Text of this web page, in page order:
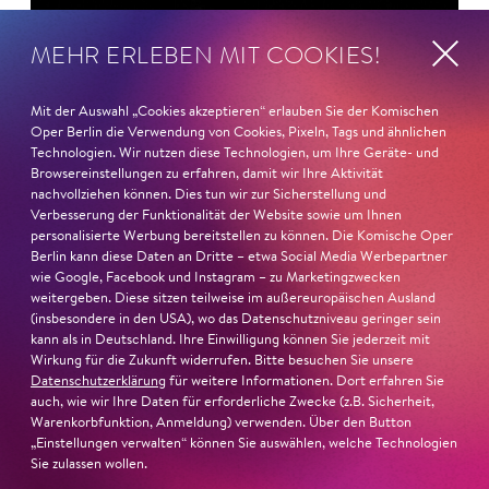
18. September 2023
Es lohnt, zu kämpfen!
Regisseur Tobias Kratzer und Dirigent
Titus Engel sprechen über den Tod, die
Hoffnung und die Notwendigkeit, für
MEHR ERLEBEN MIT COOKIES!
Mit der Auswahl „Cookies akzeptieren“ erlauben Sie der Komischen
Oper Berlin die Verwendung von Cookies, Pixeln, Tags und ähnlichen
Technologien. Wir nutzen diese Technologien, um Ihre Geräte- und
Browsereinstellungen zu erfahren, damit wir Ihre Aktivität
nachvollziehen können. Dies tun wir zur Sicherstellung und
Verbesserung der Funktionalität der Website sowie um Ihnen
personalisierte Werbung bereitstellen zu können. Die Komische Oper
Berlin kann diese Daten an Dritte – etwa Social Media Werbepartner
wie Google, Facebook und Instagram – zu Marketingzwecken
weitergeben. Diese sitzen teilweise im außereuropäischen Ausland
(insbesondere in den USA), wo das Datenschutzniveau geringer sein
kann als in Deutschland. Ihre Einwilligung können Sie jederzeit mit
Wirkung für die Zukunft widerrufen. Bitte besuchen Sie unsere
Datenschutzerklärung für weitere Informationen. Dort erfahren Sie
auch, wie wir Ihre Daten für erforderliche Zwecke (z.B. Sicherheit,
Warenkorbfunktion, Anmeldung) verwenden. Über den Button
„Einstellungen verwalten“ können Sie auswählen, welche Technologien
Sie zulassen wollen.